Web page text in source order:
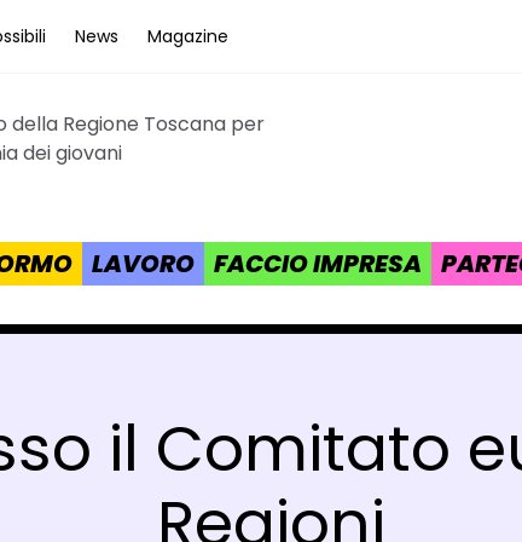
News Magazine
della Regione Toscana per
dei giovani
LAVORO FACCIO IMPRESA
il Comitato
Regioni